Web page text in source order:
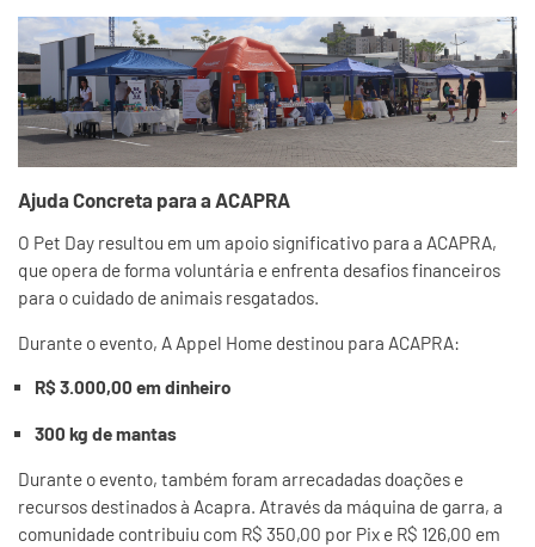
Ajuda Concreta para a ACAPRA
O Pet Day resultou em um apoio significativo para a ACAPRA,
que opera de forma voluntária e enfrenta desafios financeiros
para o cuidado de animais resgatados.
Durante o evento, A Appel Home destinou para ACAPRA:
R$ 3.000,00 em dinheiro
300 kg de mantas
Durante o evento, também foram arrecadadas doações e
recursos destinados à Acapra. Através da máquina de garra, a
comunidade contribuiu com R$ 350,00 por Pix e R$ 126,00 em